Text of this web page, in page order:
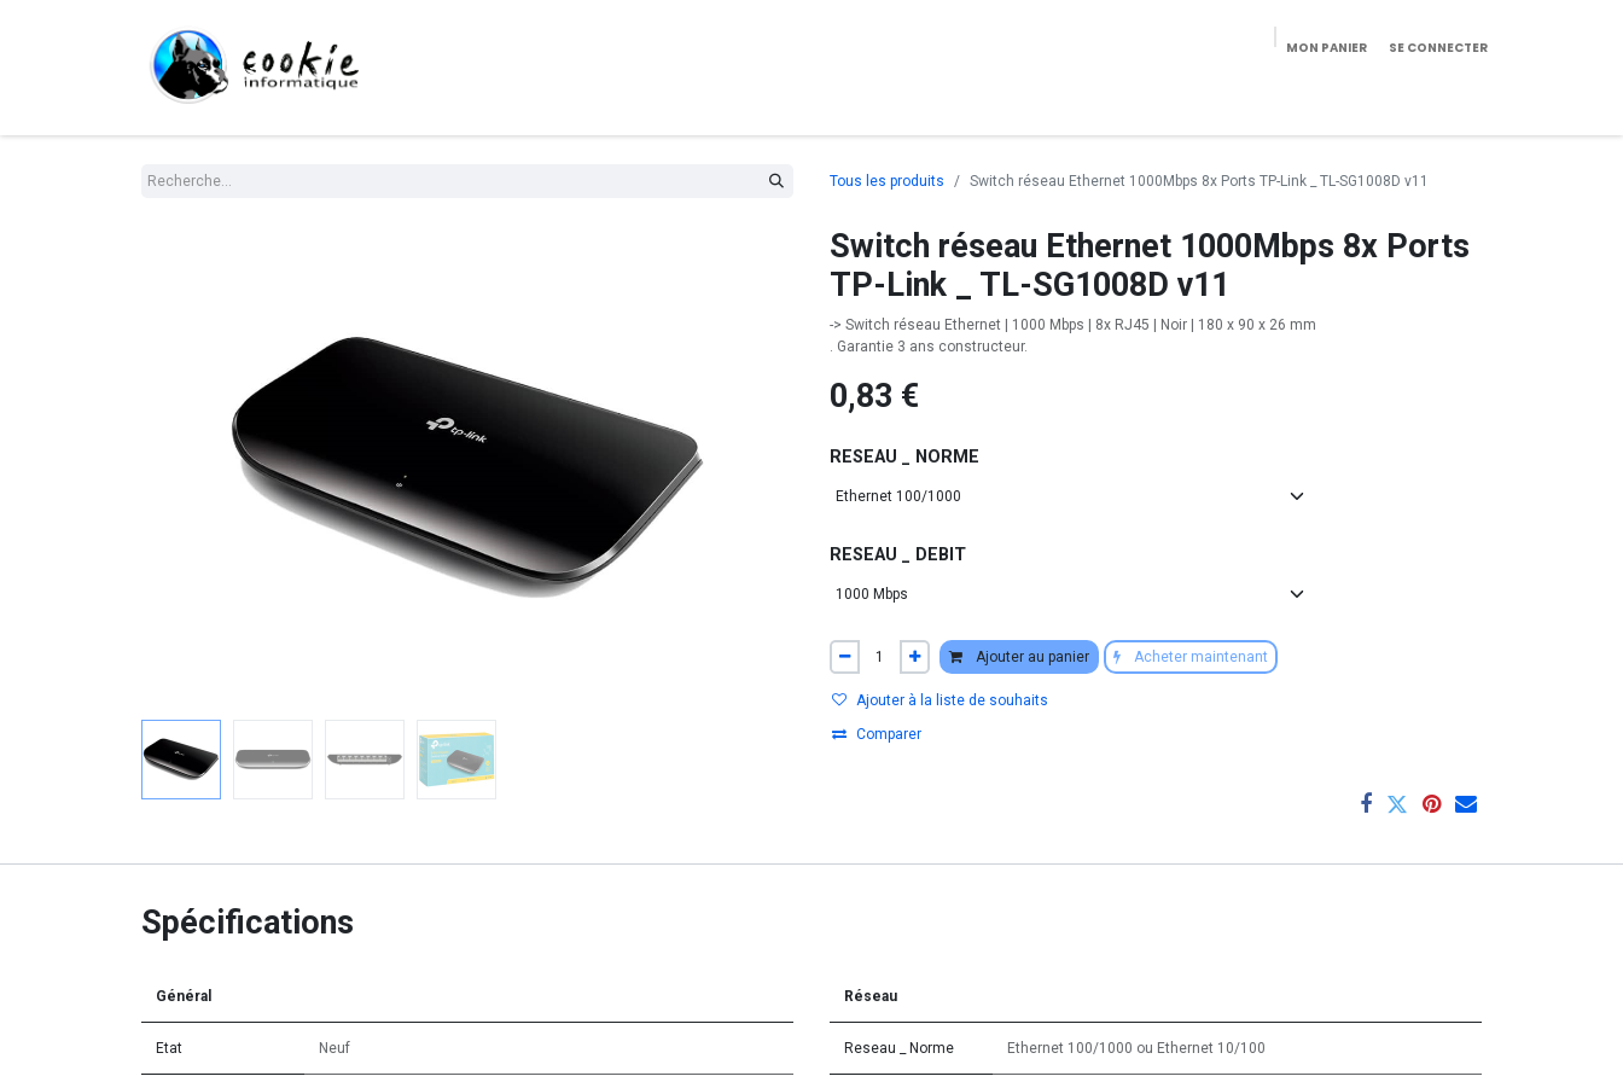
MON PANIER SE CONNECTER
Tous les produits Switch réseau Ethernet 1000Mbps 8x Ports TP-Link _ TL-SG1008D v11
Switch réseau Ethernet 1000Mbps 8x Ports
TP-Link _ TL-SG1008D v11
-> Switch réseau Ethernet | 1000 Mbps | 8x RJ45 | Noir | 180 x 90 x 26 mm
. Garantie 3 ans constructeur.
0,83 €
RESEAU _ NORME
RESEAU _ DEBIT
Ajouter au panier Acheter maintenant
Ajouter à la liste de souhaits
Comparer
Spécifications
Général
Etat Neuf
Réseau
Reseau _ Norme Ethernet 100/1000 ou Ethernet 10/100